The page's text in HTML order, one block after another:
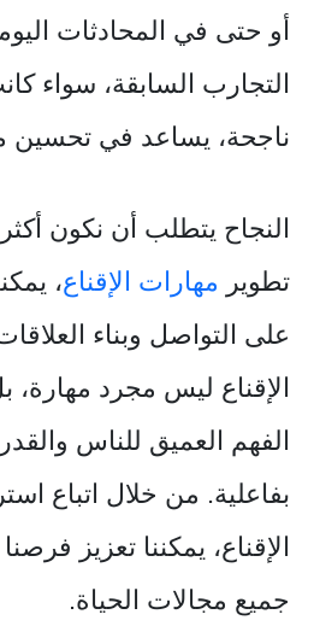
أو حتى في المحادثات
التجارب السابقة، سواء
ناجحة، يساعد في تحسين
النجاح يتطلب أن نكون
تطوير مهارات الإقناع،
على التواصل وبناء
الإقناع ليس مجرد
الفهم العميق للناس
بفاعلية. من خلال اتباع
الإقناع، يمكننا تعزيز
جميع مجالات الحياة.